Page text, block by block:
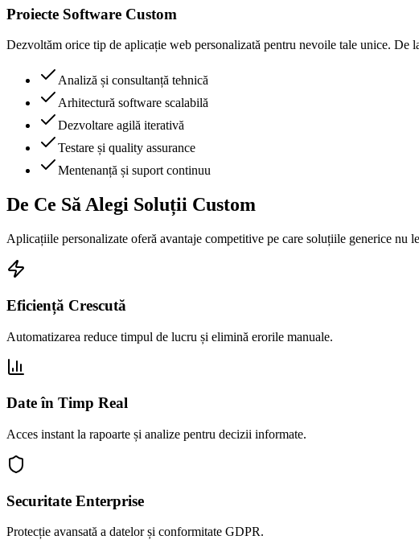
Proiecte Software Custom
Dezvoltăm orice tip de aplicație web personalizată pentru nevoile tale unice. De
Analiză și consultanță tehnică
Arhitectură software scalabilă
Dezvoltare agilă iterativă
Testare și quality assurance
Mentenanță și suport continuu
De Ce Să Alegi Soluții Custom
Aplicațiile personalizate oferă avantaje competitive pe care soluțiile generice nu
Eficiență Crescută
Automatizarea reduce timpul de lucru și elimină erorile manuale.
Date în Timp Real
Acces instant la rapoarte și analize pentru decizii informate.
Securitate Enterprise
Protecție avansată a datelor și conformitate GDPR.